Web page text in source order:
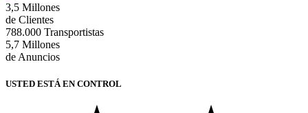
3,5 Millones
de Clientes
788.000 Transportistas
5,7 Millones
de Anuncios
USTED ESTÁ EN CONTROL